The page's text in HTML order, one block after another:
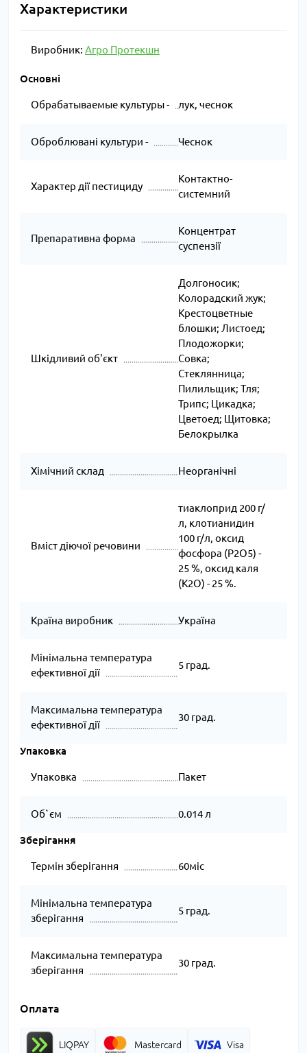
Характеристики
Виробник: Агро Протекшн
Основні
Обрабатываемые культуры - лук, чеснок
Оброблювані культури - Чеснок
Характер дії пестициду
Контактно-
системний
Препаративна форма
Концентрат
суспензії
Шкідливий об'єкт
Долгоносик;
Колорадский жук;
Крестоцветные
блошки; Листоед;
Плодожорки;
Совка;
Стеклянница;
Пилильщик; Тля;
Трипс; Цикадка;
Цветоед; Щитовка;
Белокрылка
Хімічний склад Неорганічні
Вміст діючої речовини
тиаклоприд 200 г/
л, клотианидин
100 г/л, оксид
фосфора (P2O5) -
25 %, оксид каля
(K2O) - 25 %.
Країна виробник Україна
Мінімальна температура
ефективної дії
5 град.
Максимальна температура
ефективної дії
30 град.
Упаковка
Упаковка Пакет
Об`єм 0.014 л
Зберігання
Термін зберігання 60міс
Мінімальна температура
зберігання
5 град.
Максимальна температура
зберігання
30 град.
Оплата
LIQPAY Mastercard Visa